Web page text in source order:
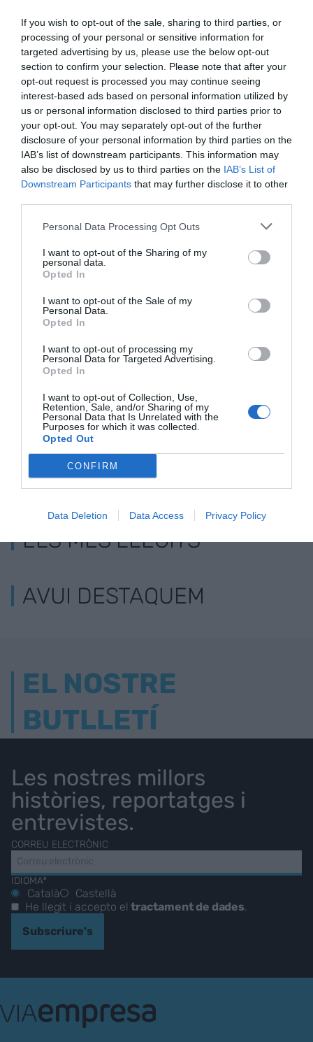
If you wish to opt-out of the sale, sharing to third parties, or
processing of your personal or sensitive information for
targeted advertising by us, please use the below opt-out
section to confirm your selection. Please note that after your
opt-out request is processed you may continue seeing
interest-based ads based on personal information utilized by
us or personal information disclosed to third parties prior to
your opt-out. You may separately opt-out of the further
disclosure of your personal information by third parties on the
IAB’s list of downstream participants. This information may
also be disclosed by us to third parties on the IAB’s List of
Downstream Participants that may further disclose it to other
Personal Data Processing Opt Outs
I want to opt-out of the Sharing of my
personal data.
Opted In
I want to opt-out of the Sale of my
Personal Data.
Opted In
I want to opt-out of processing my
Personal Data for Targeted Advertising.
Opted In
I want to opt-out of Collection, Use,
Retention, Sale, and/or Sharing of my
Personal Data that Is Unrelated with the
Purposes for which it was collected.
Opted Out
CONFIRM
Data Deletion Data Access Privacy Policy
ACTIVAR ARA
RELACIONADES
Torrons d'alga Nori
novetats
d'Agramunt per
El torró català que
Torrons
ELS MÉS LLEGITS
AVUI DESTAQUEM
EL NOSTRE
BUTLLETÍ
Les nostres millors
històries, reportatges i
entrevistes.
CORREU ELECTRÒNIC
IDIOMA*
Català
Castellà
He llegit i accepto eltractament de dades.
Subscriure's